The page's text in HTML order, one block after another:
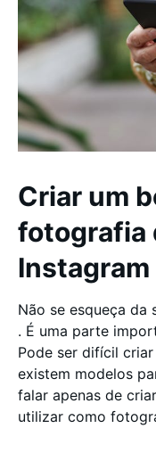
Criar um
fotografia
Instagram
Não se esqueça
. É uma parte
Pode ser difícil
existem modelos
falar apenas de
utilizar como